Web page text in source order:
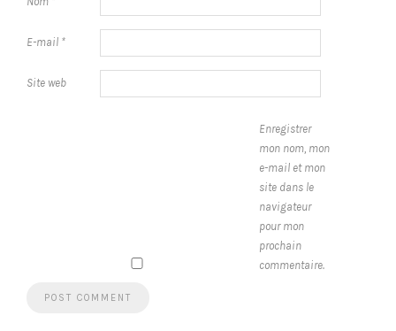
E-mail *
Site web
Enregistrer
mon nom, mon
e-mail et mon
site dans le
navigateur
pour mon
prochain
commentaire.